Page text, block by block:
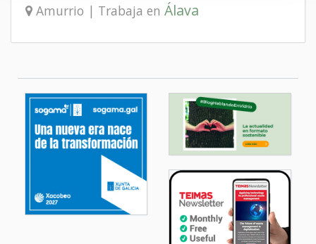
Amurrio | Trabaja en Álava